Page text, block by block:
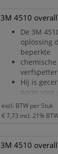
deeltjes
spetters
Stevig,
3M 4510 overall
De 3M
oplossing
beperkte
Hij is
norm voor
categorie
spetters
excl. BTW per Stuk
€ 7,73 incl. 21%
3M 4510